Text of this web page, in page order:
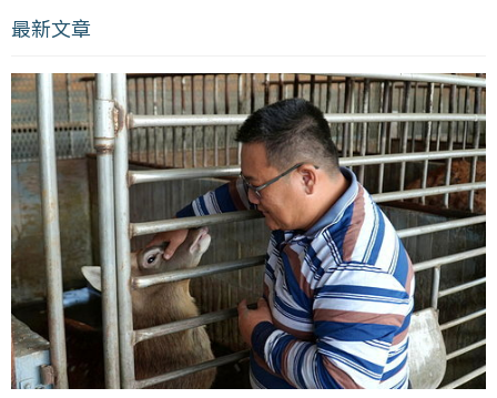
最新文章